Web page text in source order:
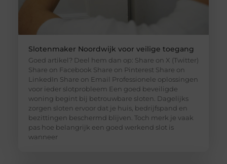
Slotenmaker Noordwijk voor veilige toegang
Goed artikel? Deel hem dan op: Share on X (Twitter)
Share on Facebook Share on Pinterest Share on
LinkedIn Share on Email Professionele oplossingen
voor ieder slotprobleem Een goed beveiligde
woning begint bij betrouwbare sloten. Dagelijks
zorgen sloten ervoor dat je huis, bedrijfspand en
bezittingen beschermd blijven. Toch merk je vaak
pas hoe belangrijk een goed werkend slot is
wanneer